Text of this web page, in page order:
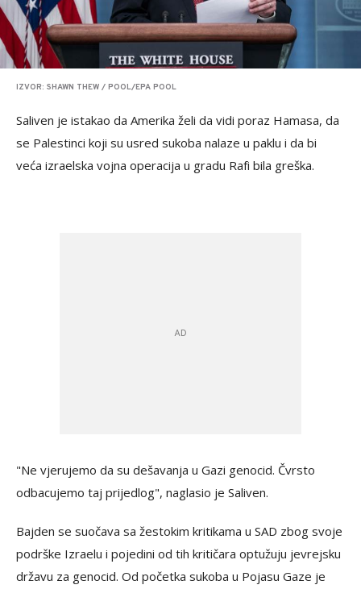
IZVOR: SHAWN THEW / POOL/EPA POOL
Saliven je istakao da Amerika želi da vidi poraz Hamasa, da
se Palestinci koji su usred sukoba nalaze u paklu i da bi
veća izraelska vojna operacija u gradu Rafi bila greška.
"Ne vjerujemo da su dešavanja u Gazi genocid. Čvrsto
odbacujemo taj prijedlog", naglasio je Saliven.
Bajden se suočava sa žestokim kritikama u SAD zbog svoje
podrške Izraelu i pojedini od tih kritičara optužuju jevrejsku
državu za genocid. Od početka sukoba u Pojasu Gaze je